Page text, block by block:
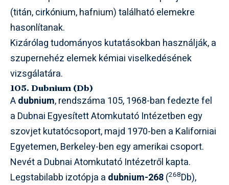
(titán, cirkónium, hafnium) található elemekre
hasonlítanak.
Kizárólag tudományos kutatásokban használják, a
szupernehéz elemek kémiai viselkedésének
vizsgálatára.
105. Dubnium (Db)
Adubnium, rendszáma 105, 1968-ban fedezte fel
a Dubnai Egyesített Atomkutató Intézetben egy
szovjet kutatócsoport, majd 1970-ben a Kaliforniai
Egyetemen, Berkeley-ben egy amerikai csoport.
Nevét a Dubnai Atomkutató Intézetről kapta.
Legstabilabb izotópja a dubnium-268(268Db),